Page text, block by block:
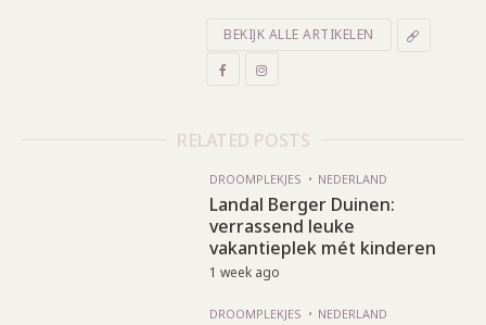
BEKIJK ALLE ARTIKELEN
RELATED POSTS
DROOMPLEKJES NEDERLAND
Landal Berger Duinen:
verrassend leuke
vakantieplek mét kinderen
1 week ago
DROOMPLEKJES NEDERLAND